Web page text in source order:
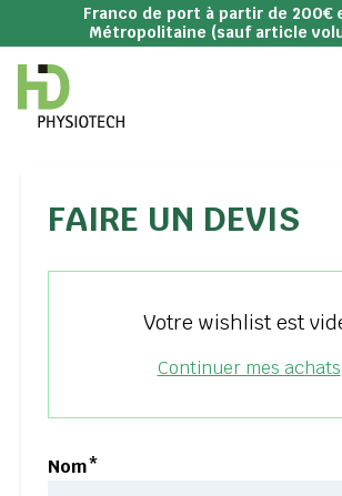
Franco de port à partir de 200€
Métropolitaine (sauf article
FAIRE UN DEVIS
Votre wishlist est
Continuer mes achats
Nom*